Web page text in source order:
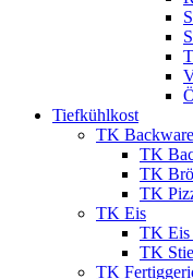
Tiefkühlkost
TK
TK
TK
TK
TK Eis
TK Eis
TK
TK